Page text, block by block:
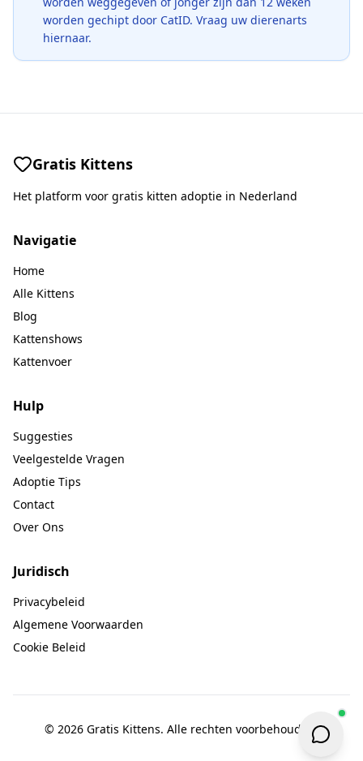
worden gechipt door CatID. Vraag uw dierenarts
hiernaar.
Gratis Kittens
Het platform voor gratis kitten adoptie in Nederland
Navigatie
Home
Alle Kittens
Blog
Kattenshows
Kattenvoer
Hulp
Suggesties
Veelgestelde Vragen
Adoptie Tips
Contact
Over Ons
Juridisch
Privacybeleid
Algemene Voorwaarden
Cookie Beleid
© 2026 Gratis Kittens. Alle rechten voorbehouden.